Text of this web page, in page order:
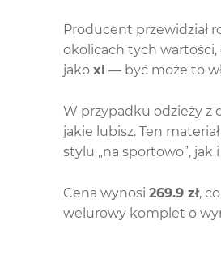
Producent przewidział
okolicach tych
jako xl — być może to
W przypadku odzieży z
jakie lubisz. Ten
stylu „na sportowo”,
Cena wynosi 269.9 zł,
welurowy komplet o